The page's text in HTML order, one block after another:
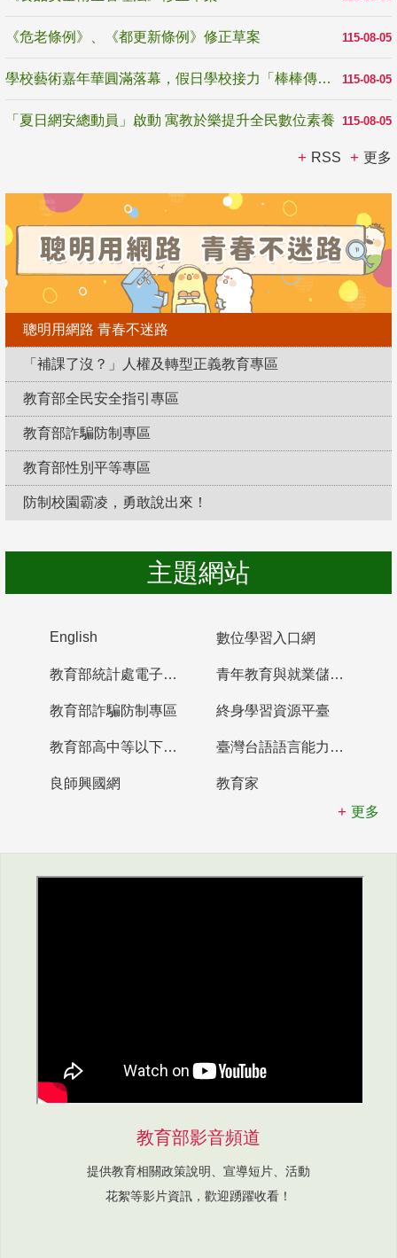
115-08-05
《危老條例》、《都更新條例》修正草案
115-08-05
學校藝術嘉年華圓滿落幕，假日學校接力「棒棒傳美感」
115-08-05
「夏日網安總動員」啟動 寓教於樂提升全民數位素養
RSS 更多
聰明用網路 青春不迷路
「補課了沒？」人權及轉型正義教育專區
教育部全民安全指引專區
教育部詐騙防制專區
教育部性別平等專區
防制校園霸凌，勇敢說出來！
主題網站
English 數位學習入口網
教育部統計處電子書櫃 青年教育與就業儲蓄帳戶
教育部詐騙防制專區 終身學習資源平臺
教育部高中等以下學校及幼兒園教師資格檢定考試 臺灣台語語言能力認證網站
良師興國網
教育家
更多
教育部影音頻道
提供教育相關政策說明、宣導短片、活動
花絮等影片資訊，歡迎踴躍收看！